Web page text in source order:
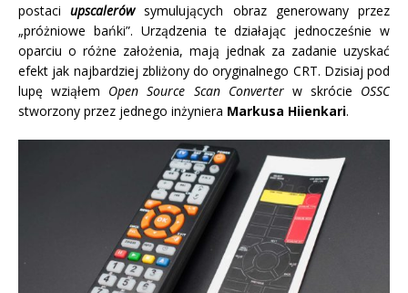
postaci upscalerówsymulujących obraz generowany przez
„próżniowe bańki”. Urządzenia te działając jednocześnie w
oparciu o różne założenia, mają jednak za zadanie uzyskać
efekt jak najbardziej zbliżony do oryginalnego CRT. Dzisiaj pod
lupę wziąłem Open Source Scan Converter w skrócie OSSC
stworzony przez jednego inżyniera Markusa Hiienkari.